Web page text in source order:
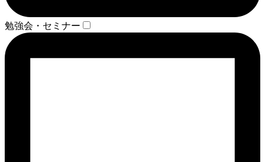
勉強会・セミナー